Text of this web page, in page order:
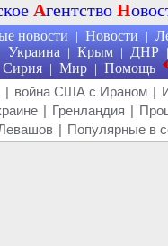
Агентство Н
новости | Новости |
Украина | Крым | ДНР |
Сирия | Мир | Помощь
| война США с Ираном |
| Гренландия |
| Популярные в